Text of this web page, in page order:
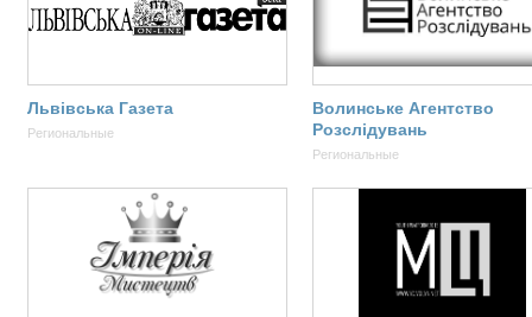
Львівська Газета
Региональные
Волинське Агентство
Розслідувань
Региональные